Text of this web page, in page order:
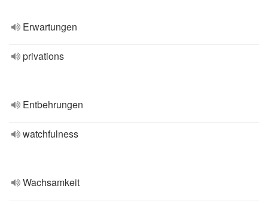
Erwartungen
privations
Entbehrungen
watchfulness
Wachsamkeit